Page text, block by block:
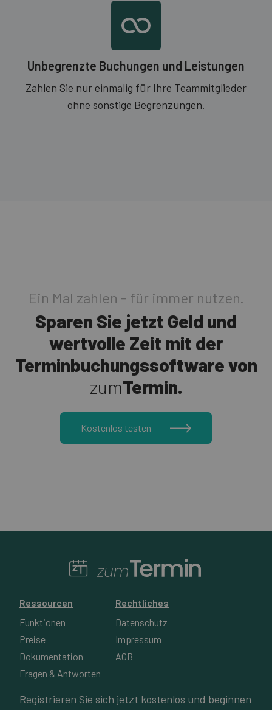
Unbegrenzte Buchungen und Leistungen
Zahlen Sie nur einmalig für Ihre Teammitglieder
ohne sonstige Begrenzungen.
Ein Mal zahlen - für immer nutzen.
Sparen Sie jetzt Geld und
wertvolle Zeit mit der
Terminbuchungs­software von
zumTermin.
Kostenlos testen
Ressourcen
Funktionen
Preise
Dokumentation
Fragen & Antworten
Rechtliches
Datenschutz
Impressum
AGB
Registrieren Sie sich jetzt kostenlos und beginnen